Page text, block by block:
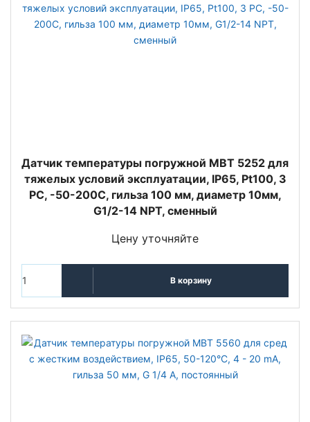
Датчик температуры погружной MBT 5252 для
тяжелых условий эксплуатации, IP65, Pt100, 3
РС, -50-200C, гильза 100 мм, диаметр 10мм,
G1/2-14 NPT, сменный
Цену уточняйте
В корзину